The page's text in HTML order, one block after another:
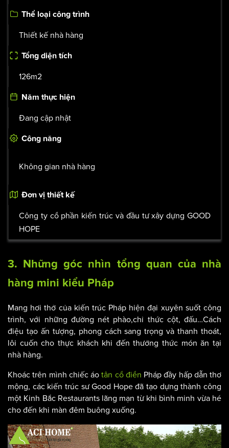
Thể loại công trình
Thiết kế nhà hàng
Tổng diện tích
126m2
Năm thực hiện
Đang cập nhật
Công năng
Không gian nhà hàng
Đơn vị thiết kế
Công ty cổ phần kiến trúc và đầu tư xây dựng GOOD
HOPE
3. Những góc nhìn tổng quan của nhà
hàng mini kiểu Pháp
Mang hơi thở của kiến trúc Pháp hiện đại xuyên suốt công
trình, với những đường nét phào,chỉ thức cột, đấu…Cách
điệu tạo ấn tượng, phong cách sang trọng và thanh thoát,
lôi cuốn cho thực khách khi đến thưởng thức món ăn tại
nhà hàng.
Khoác trên mình chiếc áotân cổ điển Pháp đầy hấp dẫn thơ
mộng, các kiến trúc sư Good Hope đã tạo dựng thành công
một Kinh Bắc Restaurants lãng mạn từ khi bình minh vừa hé
cho đến khi màn đêm buông xuống.